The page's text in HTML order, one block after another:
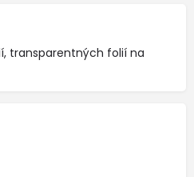
transparentných folií na